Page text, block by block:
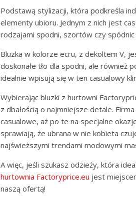
Podstawą stylizacji, która podkreśla
elementy ubioru. Jednym z nich jest
rodzajami spodni, szortów czy
Bluzka w kolorze ecru, z dekoltem V,
doskonałe tło dla spodni, ale również
idealnie wpisują się w ten casualowy
Wybierając bluzki z hurtowni
z dbałością o najmniejsze detale.
casualowe, aż po te na specjalne
sprawiają, że ubrana w nie kobieta
najświeższymi trendami modowymi
A więc, jeśli szukasz odzieży, która
hurtownia Factoryprice.eu jest
naszą ofertą!